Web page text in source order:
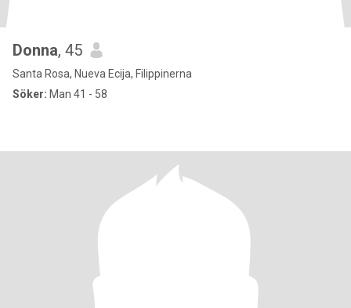
Donna, 45
Santa Rosa, Nueva Ecija, Filippinerna
Söker: Man 41 - 58